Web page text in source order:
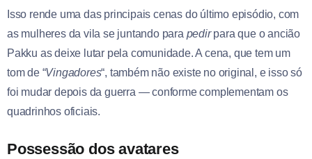
Isso rende uma das principais cenas do último episódio, com
as mulheres da vila se juntando para pedir para que o ancião
Pakku as deixe lutar pela comunidade. A cena, que tem um
tom de “Vingadores“, também não existe no original, e isso só
foi mudar depois da guerra — conforme complementam os
quadrinhos oficiais.
Possessão dos avatares